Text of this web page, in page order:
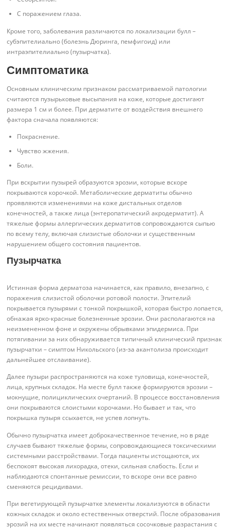
С поражением глаза.
Кроме того, заболевания различаются по локализации булл –
субэпителиально (болезнь Дюринга, пемфигоид) или
интраэпителиально (пузырчатка).
Симптоматика
Основным клиническим признаком рассматриваемой патологии
считаются пузырьковые высыпания на коже, которые достигают
размера 1 см и более. При дерматите от воздействия внешнего
фактора сначала появляются:
Покраснение.
Чувство жжения.
Боли.
При вскрытии пузырей образуются эрозии, которые вскоре
покрываются корочкой. Метаболические дерматиты обычно
проявляются изменениями на коже дистальных отделов
конечностей, а также лица (энтеропатический акродерматит). А
тяжелые формы аллергических дерматитов сопровождаются сыпью
по всему телу, включая слизистые оболочки и существенным
нарушением общего состояния пациентов.
Пузырчатка
Истинная форма дерматоза начинается, как правило, внезапно, с
поражения слизистой оболочки ротовой полости. Эпителий
покрывается пузырями с тонкой покрышкой, которая быстро лопается,
обнажая ярко-красные болезненные эрозии. Они располагаются на
неизмененном фоне и окружены обрывками эпидермиса. При
потягивании за них обнаруживается типичный клинический признак
пузырчатки – симптом Никольского (из-за акантолиза происходит
дальнейшее отслаивание).
Далее пузыри распространяются на коже туловища, конечностей,
лица, крупных складок. На месте булл также формируются эрозии –
мокнущие, полициклических очертаний. В процессе восстановления
они покрываются слоистыми корочками. Но бывает и так, что
покрышка пузыря ссыхается, не успев лопнуть.
Обычно пузырчатка имеет доброкачественное течение, но в ряде
случаев бывают тяжелые формы, сопровождающиеся токсическими
системными расстройствами. Тогда пациенты истощаются, их
беспокоят высокая лихорадка, отеки, сильная слабость. Если и
наблюдаются спонтанные ремиссии, то вскоре они все равно
сменяются рецидивами.
При вегетирующей пузырчатке элементы локализуются в области
кожных складок и около естественных отверстий. После образования
эрозий на их месте начинают появляться сосочковые разрастания с